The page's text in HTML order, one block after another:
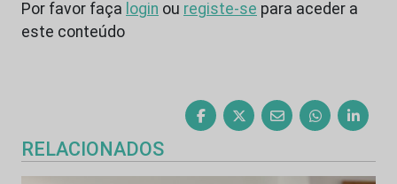
Por favor faça login ou registe-se para aceder a
este conteúdo
RELACIONADOS